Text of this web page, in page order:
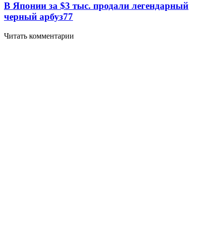
В Японии за $3 тыс. продали легендарный
черный арбуз77
Читать комментарии